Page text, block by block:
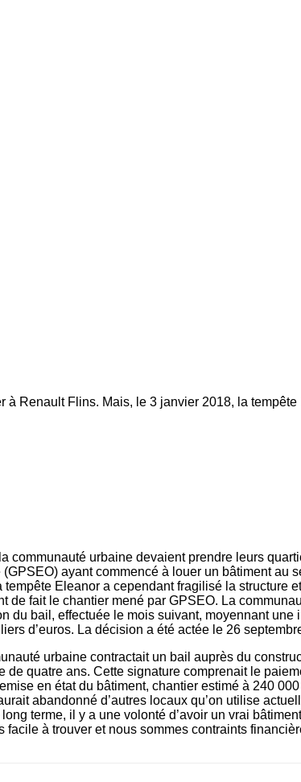
Renault Flins. Mais, le 3 janvier 2018, la
communauté urbaine devaient prendre leurs
ayant commencé à louer un bâtiment au
tempête Eleanor a cependant fragilisé la structure
de fait le chantier mené par GPSEO. La
du bail, effectuée le mois suivant, moyennant une
d’euros. La décision a été actée le 26
urbaine contractait un bail auprès du
de quatre ans. Cette signature comprenait le
en état du bâtiment, chantier estimé à 240
abandonné d’autres locaux qu’on utilise
terme, il y a une volonté d’avoir un vrai
facile à trouver et nous sommes contraints